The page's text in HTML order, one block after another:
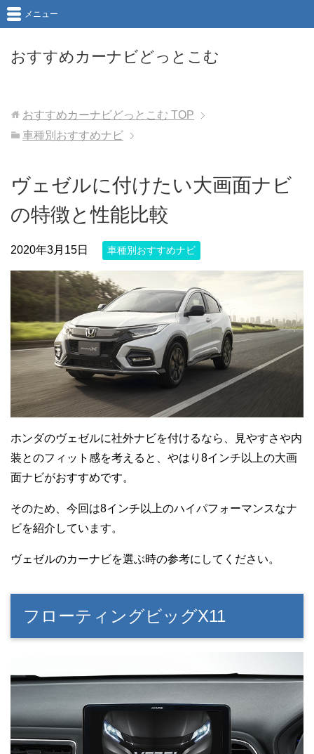
おすすめカーナビどっとこむ
メニュー
おすすめカーナビどっとこむ TOP
車種別おすすめナビ
ヴェゼルに付けたい大画面ナビ
の特徴と性能比較
2020年3月15日 車種別おすすめナビ
ホンダのヴェゼルに社外ナビを付けるなら、見やすさや内
装とのフィット感を考えると、やはり8インチ以上の大画
面ナビがおすすめです。
そのため、今回は8インチ以上のハイパフォーマンスなナ
ビを紹介しています。
ヴェゼルのカーナビを選ぶ時の参考にしてください。
フローティングビッグX11